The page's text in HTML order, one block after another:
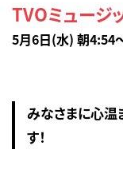
TVOミュージ
5月6日(水) 朝4:54
みなさまに心温
す！